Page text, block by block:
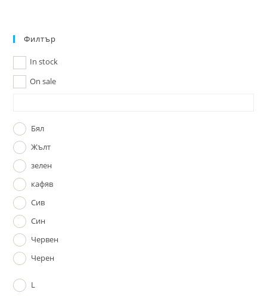
Филтър
In stock
On sale
Бял
Жълт
зелен
кафяв
Сив
Син
Червен
Черен
L